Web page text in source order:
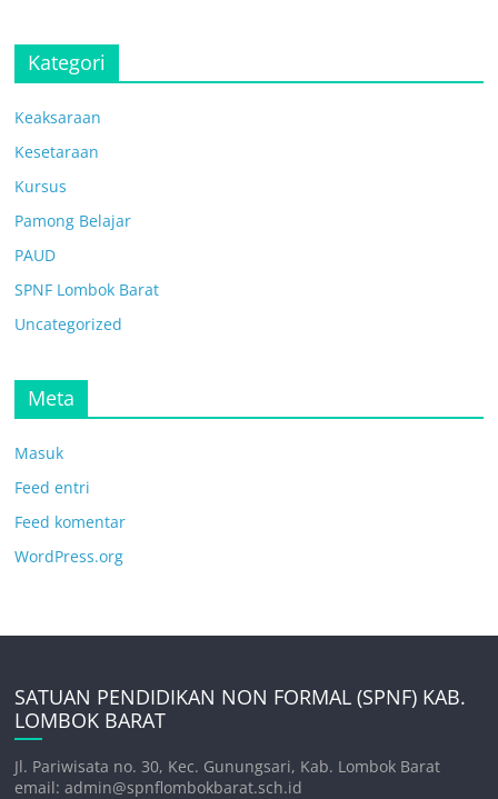
Kategori
Keaksaraan
Kesetaraan
Kursus
Pamong Belajar
PAUD
SPNF Lombok Barat
Uncategorized
Meta
Masuk
Feed entri
Feed komentar
WordPress.org
SATUAN PENDIDIKAN NON FORMAL (SPNF) KAB.
LOMBOK BARAT
Jl. Pariwisata no. 30, Kec. Gunungsari, Kab. Lombok Barat
email: admin@spnflombokbarat.sch.id